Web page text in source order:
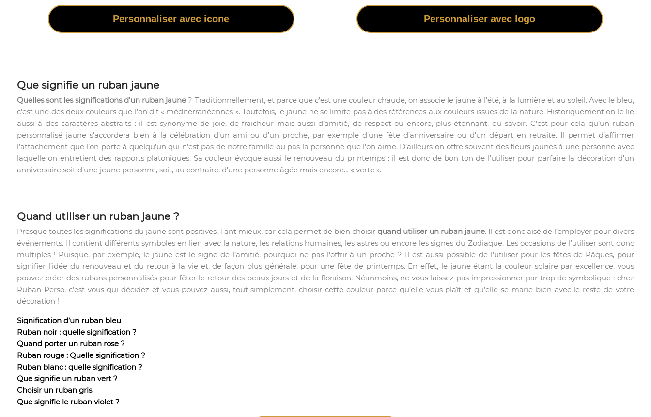
Personnaliser avec icone Personnaliser avec logo
Que signifie un ruban jaune
Quelles sont les significations d’un ruban jaune? Traditionnellement, et parce que c’est une couleur chaude, on associe le jaune à l’été, à la lumière et au soleil. Avec le bleu,
c’est une des deux couleurs que l’on dit « méditerranéennes ». Toutefois, le jaune ne se limite pas à des références aux couleurs issues de la nature. Historiquement on le lie
aussi à des caractères abstraits : il est synonyme de joie, de fraicheur mais aussi d’amitié, de respect ou encore, plus étonnant, du savoir. C’est pour cela qu’un ruban
personnalisé jaune s’accordera bien à la célébration d’un ami ou d’un proche, par exemple d’une fête d’anniversaire ou d’un départ en retraite. Il permet d’affirmer
l’attachement que l’on porte à quelqu’un qui n’est pas de notre famille ou pas la personne que l’on aime. D’ailleurs on offre souvent des fleurs jaunes à une personne avec
laquelle on entretient des rapports platoniques. Sa couleur évoque aussi le renouveau du printemps : il est donc de bon ton de l’utiliser pour parfaire la décoration d’un
anniversaire soit d’une jeune personne, soit, au contraire, d’une personne âgée mais encore… « verte ».
Quand utiliser un ruban jaune ?
Presque toutes les significations du jaune sont positives. Tant mieux, car cela permet de bien choisir quand utiliser un ruban jaune. Il est donc aisé de l’employer pour divers
événements. Il contient différents symboles en lien avec la nature, les relations humaines, les astres ou encore les signes du Zodiaque. Les occasions de l’utiliser sont donc
multiples ! Puisque, par exemple, le jaune est le signe de l’amitié, pourquoi ne pas l’offrir à un proche ? Il est aussi possible de l’utiliser pour les fêtes de Pâques, pour
signifier l’idée du renouveau et du retour à la vie et, de façon plus générale, pour une fête de printemps. En effet, le jaune étant la couleur solaire par excellence, vous
pouvez créer des rubans personnalisés pour fêter le retour des beaux jours et de la floraison. Néanmoins, ne vous laissez pas impressionner par trop de symbolique : chez
Ruban Perso, c’est vous qui décidez et vous pouvez aussi, tout simplement, choisir cette couleur parce qu’elle vous plaît et qu’elle se marie bien avec le reste de votre
décoration !
Signification d’un ruban bleu
Ruban noir : quelle signification ?
Quand porter un ruban rose ?
Ruban rouge : Quelle signification ?
Ruban blanc : quelle signification ?
Que signifie un ruban vert ?
Choisir un ruban gris
Que signifie le ruban violet ?